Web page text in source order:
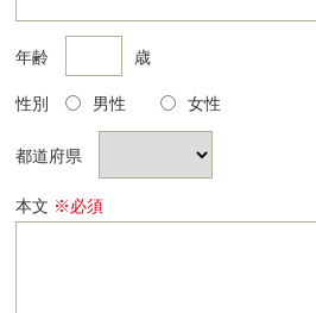
年齢 歳
性別 男性 女性
都道府県
本文 ※必須